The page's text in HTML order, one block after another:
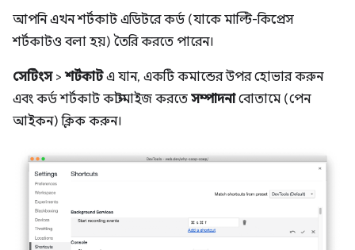
আপনি এখন শর্টকাট এডিটরে কর্ড (যাকে মাল্টি-কিপ্রেস
শর্টকাটও বলা হয়) তৈরি করতে পারেন।
সেটিংস>শর্টকাটএ যান, একটি কমান্ডের উপর হোভার করুন
এবং কর্ড শর্টকাট কাস্টমাইজ করতে সম্পাদনাবোতামে (পেন
আইকন) ক্লিক করুন।